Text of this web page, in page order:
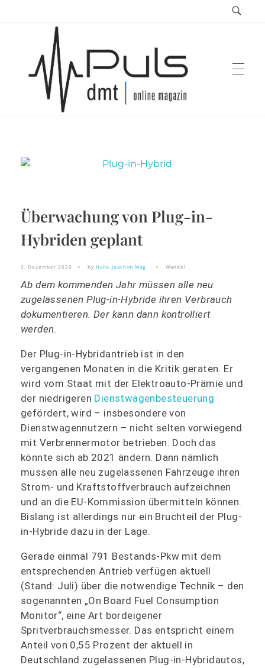
Puls Magazin
Zukunft der Mobilität
Überwachung von Plug-in-
Hybriden geplant
3. Dezember 2020 by Hans-Joachim Mag Wandel
Ab dem kommenden Jahr müssen alle neu
zugelassenen Plug-in-Hybride ihren Verbrauch
dokumentieren. Der kann dann kontrolliert
werden.
Der Plug-in-Hybridantrieb ist in den
vergangenen Monaten in die Kritik geraten. Er
wird vom Staat mit der Elektroauto-Prämie und
der niedrigeren Dienstwagenbesteuerung
gefördert, wird – insbesondere von
Dienstwagennutzern – nicht selten vorwiegend
mit Verbrennermotor betrieben. Doch das
könnte sich ab 2021 ändern. Dann nämlich
müssen alle neu zugelassenen Fahrzeuge ihren
Strom- und Kraftstoffverbrauch aufzeichnen
und an die EU-Kommission übermitteln können.
Bislang ist allerdings nur ein Bruchteil der Plug-
in-Hybride dazu in der Lage.
Gerade einmal 791 Bestands-Pkw mit dem
entsprechenden Antrieb verfügen aktuell
(Stand: Juli) über die notwendige Technik – den
sogenannten „On Board Fuel Consumption
Monitor“, eine Art bordeigener
Spritverbrauchsmesser. Das entspricht einem
Anteil von 0,55 Prozent der aktuell in
Deutschland zugelassenen Plug-in-Hybridautos,